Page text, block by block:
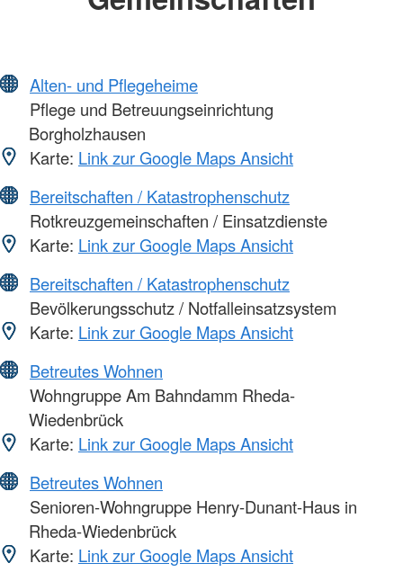
Alten- und Pflegeheime
Pflege und Betreuungseinrichtung
Borgholzhausen
Karte: Link zur Google Maps Ansicht
Bereitschaften / Katastrophenschutz
Rotkreuzgemeinschaften / Einsatzdienste
Karte: Link zur Google Maps Ansicht
Bereitschaften / Katastrophenschutz
Bevölkerungsschutz / Notfalleinsatzsystem
Karte: Link zur Google Maps Ansicht
Betreutes Wohnen
Wohngruppe Am Bahndamm Rheda-
Wiedenbrück
Karte: Link zur Google Maps Ansicht
Betreutes Wohnen
Senioren-Wohngruppe Henry-Dunant-Haus in
Rheda-Wiedenbrück
Karte: Link zur Google Maps Ansicht